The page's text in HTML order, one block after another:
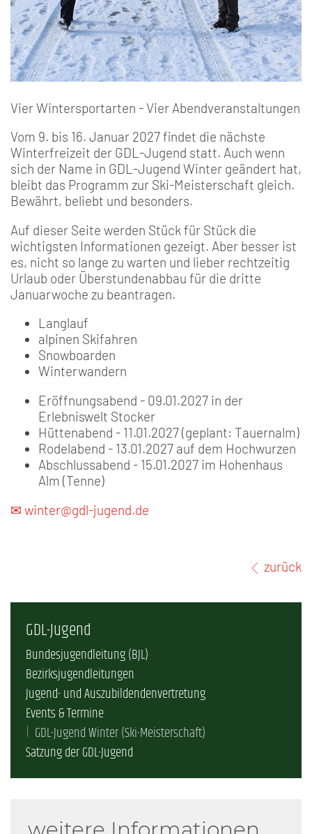
Vier Wintersportarten - Vier Abendveranstaltungen
Vom 9. bis 16. Januar 2027 findet die nächste
Winterfreizeit der GDL-Jugend statt. Auch wenn
sich der Name in GDL-Jugend Winter geändert hat,
bleibt das Programm zur Ski-Meisterschaft gleich.
Bewährt, beliebt und besonders.
Auf dieser Seite werden Stück für Stück die
wichtigsten Informationen gezeigt. Aber besser ist
es, nicht so lange zu warten und lieber rechtzeitig
Urlaub oder Überstundenabbau für die dritte
Januarwoche zu beantragen.
Langlauf
alpinen Skifahren
Snowboarden
Winterwandern
Eröffnungsabend - 09.01.2027 in der
Erlebniswelt Stocker
Hüttenabend - 11.01.2027 (geplant: Tauernalm)
Rodelabend - 13.01.2027 auf dem Hochwurzen
Abschlussabend - 15.01.2027 im Hohenhaus
Alm (Tenne)
✉ winter@gdl-jugend.de
zurück
GDL-Jugend
Bundesjugendleitung (BJL)
Bezirksjugendleitungen
Jugend- und Auszubildendenvertretung
Events & Termine
GDL-Jugend Winter (Ski-Meisterschaft)
Satzung der GDL-Jugend